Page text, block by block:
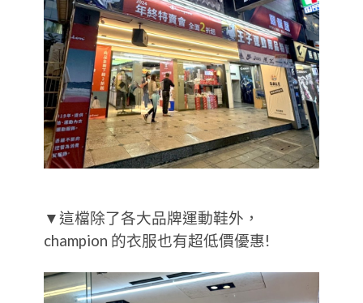
▼這檔除了各大品牌運動鞋外，
champion 的衣服也有超低價優惠!